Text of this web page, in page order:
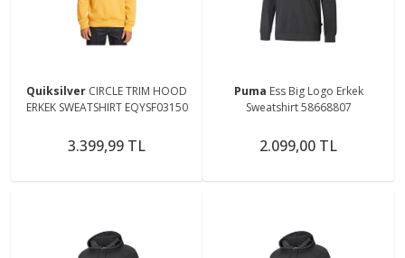
Quiksilver CIRCLE TRIM HOOD
ERKEK SWEATSHIRT EQYSF03150
3.399,99 TL
Puma Ess Big Logo Erkek
Sweatshirt 58668807
2.099,00 TL